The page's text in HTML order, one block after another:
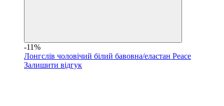
-11%
Лонгслів чоловічий білий бавовна/еластан Peace
Залишити відгук